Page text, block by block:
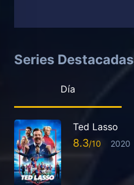
Series Destacadas
Día
Ted Lasso
8.3 2020